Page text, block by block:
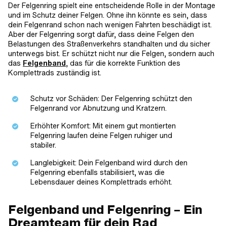
Der Felgenring spielt eine entscheidende Rolle in der Montage
und im Schutz deiner Felgen. Ohne ihn könnte es sein, dass
dein Felgenrand schon nach wenigen Fahrten beschädigt ist.
Aber der Felgenring sorgt dafür, dass deine Felgen den
Belastungen des Straßenverkehrs standhalten und du sicher
unterwegs bist. Er schützt nicht nur die Felgen, sondern auch
das Felgenband, das für die korrekte Funktion des
Komplettrads zuständig ist.
Schutz vor Schäden: Der Felgenring schützt den
Felgenrand vor Abnutzung und Kratzern.
Erhöhter Komfort: Mit einem gut montierten
Felgenring laufen deine Felgen ruhiger und
stabiler.
Langlebigkeit: Dein Felgenband wird durch den
Felgenring ebenfalls stabilisiert, was die
Lebensdauer deines Komplettrads erhöht.
Felgenband und Felgenring – Ein